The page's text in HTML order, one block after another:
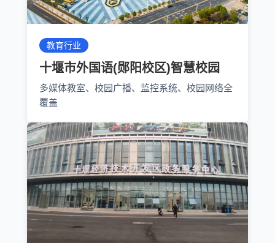
教育行业
十堰市外国语(郧阳校区)智慧校园
多媒体教室、校园广播、监控系统、校园网络全
覆盖